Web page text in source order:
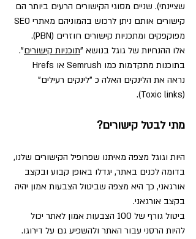
שציינתי). שניים מסוגי הקישורים הרעים ביותר הם
מפוקפקים ומתכניות קישורים חוזרים (PBN).
אלו ההנחיות של גוגל בנושא "תוכניות קישורים".
נראה את הלינקים האלה כ "לינקים רעילים"
(Toxic links).
מתי לבטל קישורים?
היות וגוגל מצפה מאיתנו שפרופיל הקישורים שלנו,
בדומה לכנים באתר, יגדלו באופן קבוע ובקצב
אורגאני, כך היא מצפה שביטול הצבעות אמון יהיה
בקצב אורגאני.
ביטול גורף של 100 הצבעות אמון לאתר יכול
להיות הרסני עבור האתר ולהשפיע גם על דירוגו.